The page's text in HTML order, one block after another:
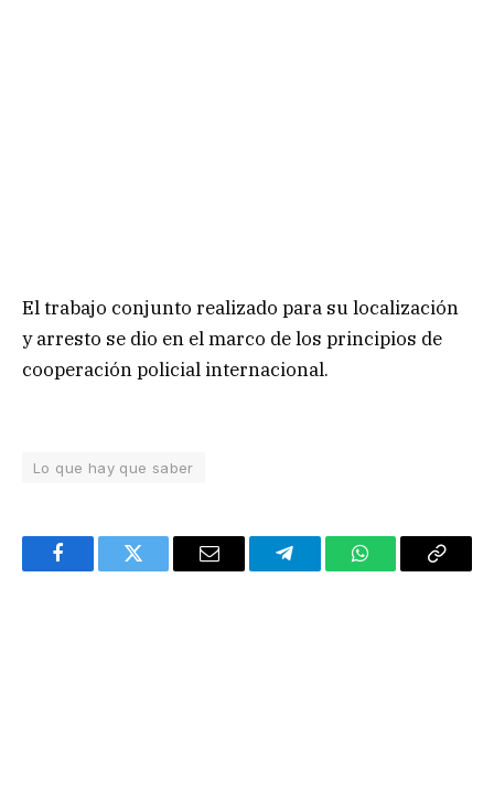
El trabajo conjunto realizado para su localización
y arresto se dio en el marco de los principios de
cooperación policial internacional.
Lo que hay que saber
FacebookTwitter Email TelegramWhatsAppCopy